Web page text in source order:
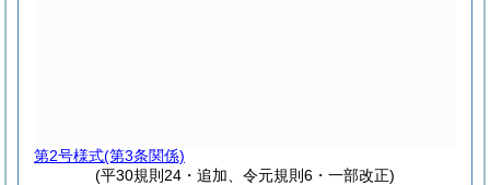
第2号様式(第3条関係)
(平30規則24・追加、令元規則6・一部改正)